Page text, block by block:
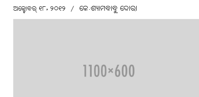
ଅକ୍ଟୋବର୍ ୧୮, ୨୦୧୨ / କେ.ଶ୍ୟାମବାବୁ ଦୋରା